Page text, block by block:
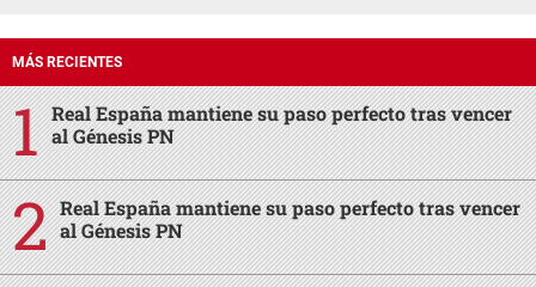
MÁS RECIENTES
Real España mantiene su paso perfecto tras vencer
al Génesis PN
Real España mantiene su paso perfecto tras vencer
al Génesis PN